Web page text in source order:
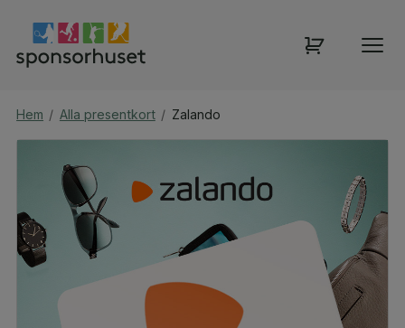
Hem / Alla presentkort / Zalando